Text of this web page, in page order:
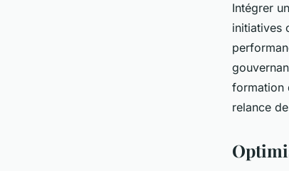
Intégrer
initiatives
formation
relance